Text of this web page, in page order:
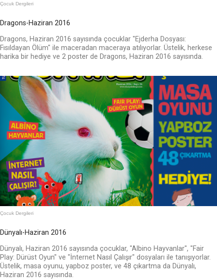
Çocuk Dergileri
Dragons-Haziran 2016
Dragons, Haziran 2016 sayısında çocuklar "Ejderha Dosyası:
Fısıldayan Ölüm" ile maceradan maceraya atılıyorlar. Üstelik, herkese
harika bir hediye ve 2 poster de Dragons, Haziran 2016 sayısında.
Çocuk Dergileri
Dünyalı-Haziran 2016
Dünyalı, Haziran 2016 sayısında çocuklar, "Albino Hayvanlar", "Fair
Play: Dürüst Oyun" ve "İnternet Nasıl Çalışır" dosyaları ile tanışıyorlar.
Üstelik, masa oyunu, yapboz poster, ve 48 çıkartma da Dünyalı,
Haziran 2016 sayısında.